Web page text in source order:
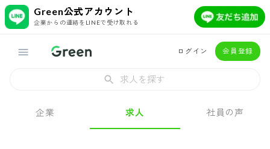
Green公式アカウント
企業からの連絡をLINEで受け取れる
ログイン 会員登録
求人を探す
企業 求人 社員の声